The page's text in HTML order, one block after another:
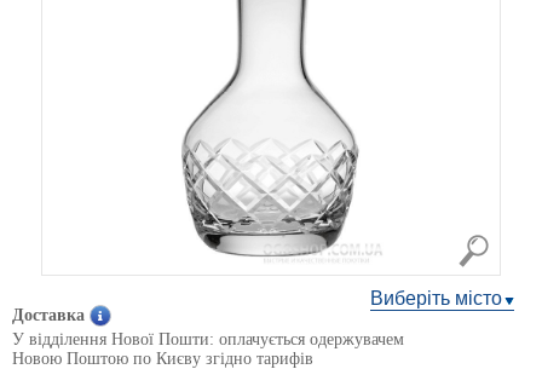
Виберіть місто
Доставка
У відділення Нової Пошти: оплачується одержувачем
Новою Поштою по Києву згідно тарифів